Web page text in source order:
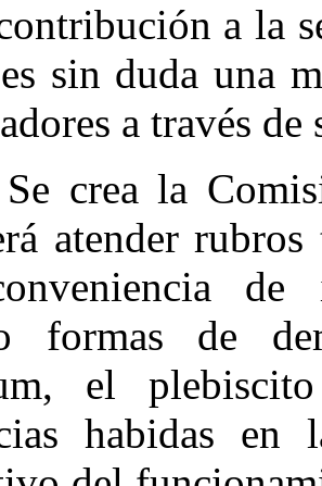
a la
sin duda una
a través
Se crea la
atender
de
formas de
el
habidas en